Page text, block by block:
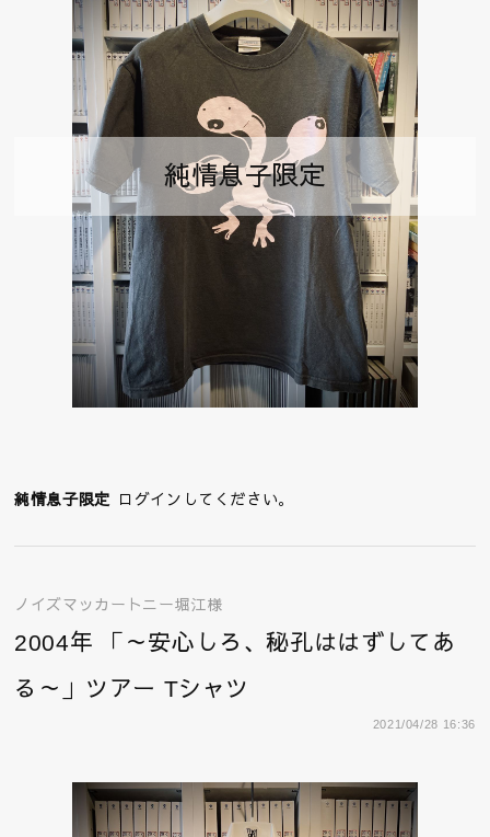
純情息子限定
純情息子限定 ログインしてください。
ノイズマッカートニー堀江様
2004年 「～安心しろ、秘孔ははずしてあ
る～」ツアー Tシャツ
2021/04/28 16:36